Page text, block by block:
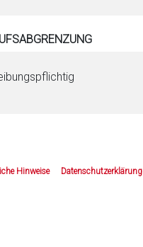
Hinweise Datenschutzerklärung